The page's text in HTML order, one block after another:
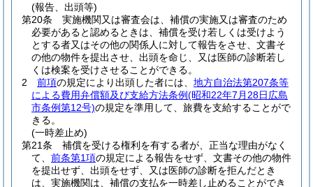
(報告、出頭等)
第20条
実施機関又は審査会は、補償の実施又は審査のため
必要があると認めるときは、補償を受け若しくは受けよう
とする者又はその他の関係人に対して報告をさせ、文書そ
の他の物件を提出させ、出頭を命じ、又は医師の診断若し
くは検案を受けさせることができる。
2
前項の規定により出頭した者には、 地方自治法第207条等
による費用弁償額及び支給方法条例(昭和22年7月28日広島
市条例第12号)の規定を準用して、旅費を支給することがで
きる。
(一時差止め)
第21条
補償を受ける権利を有する者が、正当な理由がなく
て、 前条第1項の規定による報告をせず、文書その他の物件
を提出せず、出頭をせず、又は医師の診断を拒んだとき
は、実施機関は、補償の支払を一時差し止めることができ